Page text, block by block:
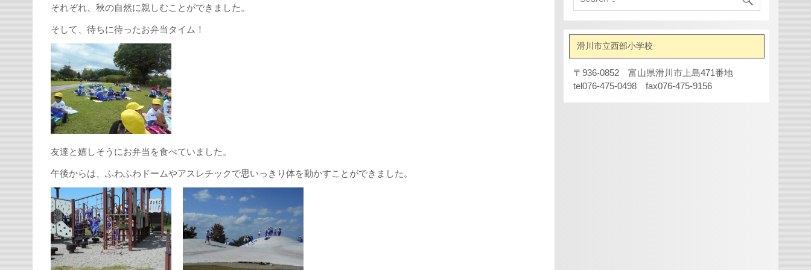
それぞれ、秋の自然に親しむことができました。
そして、待ちに待ったお弁当タイム！
友達と嬉しそうにお弁当を食べていました。
午後からは、ふわふわドームやアスレチックで思いっきり体を動かすことができました。
滑川市立西部小学校
〒936-0852 富山県滑川市上島471番地
tel076-475-0498 fax076-475-9156